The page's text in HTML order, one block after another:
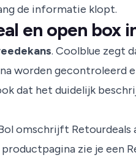
de informatie klopt.
en open box
. Coolblue zegt
worden gecontroleerd
dat het duidelijk
omschrijft
zie je een